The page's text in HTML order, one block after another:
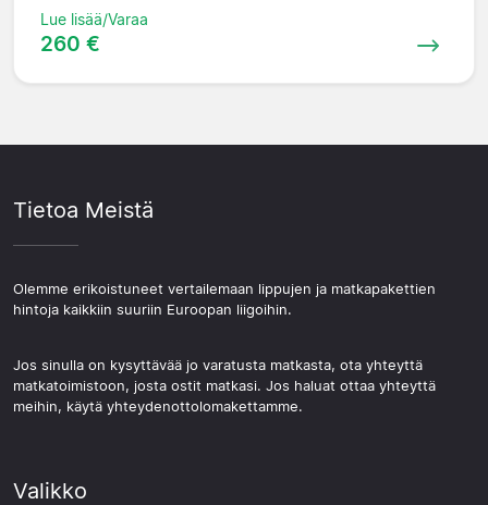
Lue lisää/Varaa
260 €
Tietoa Meistä
Olemme erikoistuneet vertailemaan lippujen ja matkapakettien
hintoja kaikkiin suuriin Euroopan liigoihin.
Jos sinulla on kysyttävää jo varatusta matkasta, ota yhteyttä
matkatoimistoon, josta ostit matkasi. Jos haluat ottaa yhteyttä
meihin, käytä yhteydenottolomakettamme.
Valikko